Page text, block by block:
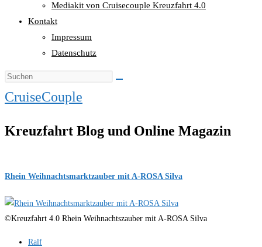
Mediakit von Cruisecouple Kreuzfahrt 4.0
Kontakt
Impressum
Datenschutz
CruiseCouple
Kreuzfahrt Blog und Online Magazin
Rhein Weihnachtsmarktzauber mit A-ROSA Silva
©Kreuzfahrt 4.0 Rhein Weihnachtszauber mit A-ROSA Silva
Beitrags-
Ralf